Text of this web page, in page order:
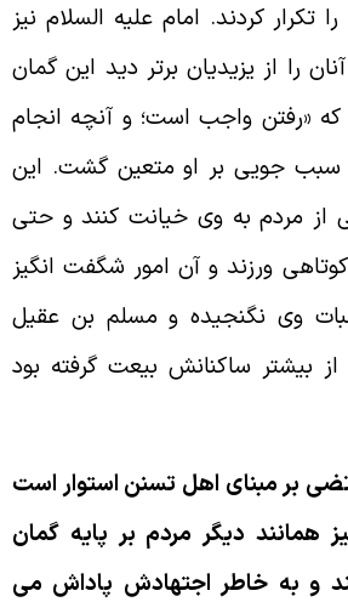
كردند. امام عليه السلام نيز
را از يزيديان برتر ديد اين گمان
«رفتن واجب است؛ و آنچه انجام
سبب جويى بر او متعين گشت. اين
مردم به وى خيانت كنند و حتى
ورزند و آن امور شگفت انگيز
وى نگنجيده و مسلم بن عقيل
بيشتر ساكنانش بيعت گرفته بود
بر مبناى اهل تسنن استوار است
ديگر مردم بر پايه گمان
به خاطر اجتهادش پاداش مى